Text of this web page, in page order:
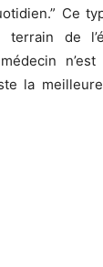
Ce
terrain de
la